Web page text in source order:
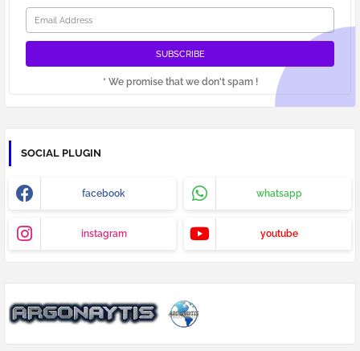
* We promise that we don't spam !
SOCIAL PLUGIN
facebook whatsapp
instagram youtube